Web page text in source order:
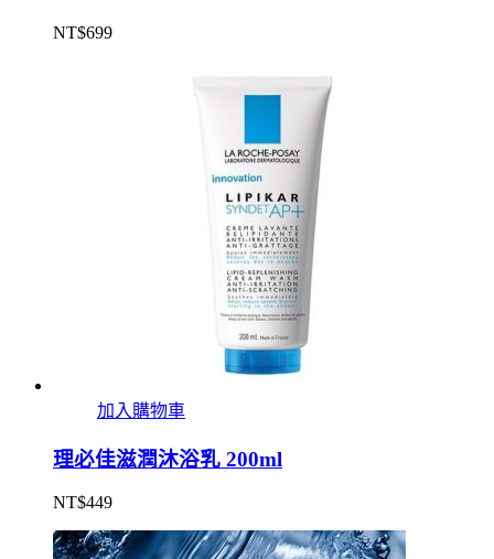
NT$699
加入購物車
理必佳滋潤沐浴乳 200ml
NT$449